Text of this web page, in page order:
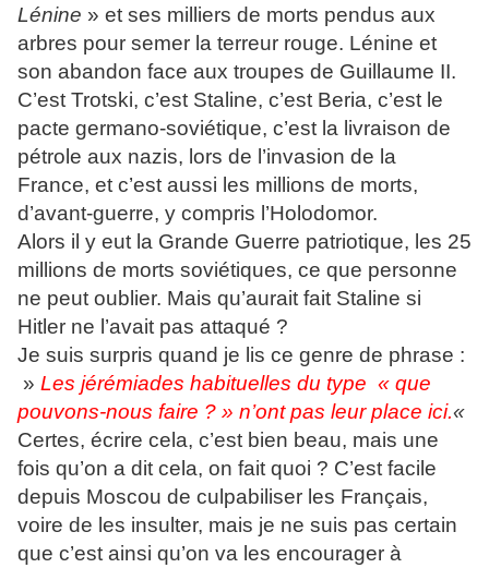
Lénine » et ses milliers de morts pendus aux
arbres pour semer la terreur rouge. Lénine et
son abandon face aux troupes de Guillaume II.
C’est Trotski, c’est Staline, c’est Beria, c’est le
pacte germano-soviétique, c’est la livraison de
pétrole aux nazis, lors de l’invasion de la
France, et c’est aussi les millions de morts,
d’avant-guerre, y compris l’Holodomor.
Alors il y eut la Grande Guerre patriotique, les 25
millions de morts soviétiques, ce que personne
ne peut oublier. Mais qu’aurait fait Staline si
Hitler ne l’avait pas attaqué ?
Je suis surpris quand je lis ce genre de phrase :
» Les jérémiades habituelles du type « que
pouvons-nous faire ? » n’ont pas leur place ici.«
Certes, écrire cela, c’est bien beau, mais une
fois qu’on a dit cela, on fait quoi ? C’est facile
depuis Moscou de culpabiliser les Français,
voire de les insulter, mais je ne suis pas certain
que c’est ainsi qu’on va les encourager à